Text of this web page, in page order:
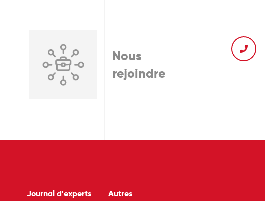
Nous
rejoindre
Journal d'experts Autres